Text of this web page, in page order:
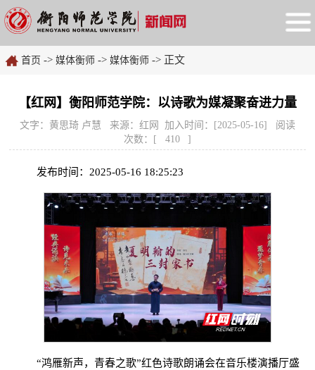
首页 -> 媒体衡师 -> 媒体衡师 -> 正文
【红网】衡阳师范学院：以诗歌为媒凝聚奋进力量
文字：黄思琦 卢慧 来源：红网 加入时间：[2025-05-16] 阅读
次数：[
410 ]
发布时间：2025-05-16 18:25:23
“鸿雁新声，青春之歌”红色诗歌朗诵会在音乐楼演播厅盛